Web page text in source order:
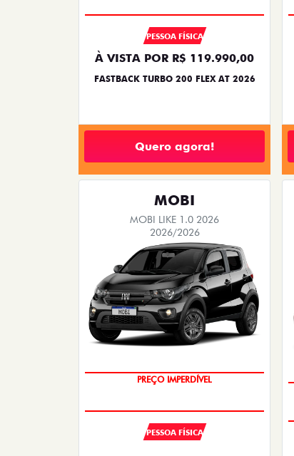
PESSOA FÍSICA
À VISTA POR R$ 119.990,00
FASTBACK TURBO 200 FLEX AT 2026
Quero agora!
MOBI
MOBI LIKE 1.0 2026
2026/2026
SUPER DESCONTO
PESSOA FÍSICA